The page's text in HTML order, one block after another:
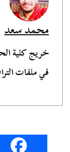
محمد سعد
خريج كلية
في ملفات